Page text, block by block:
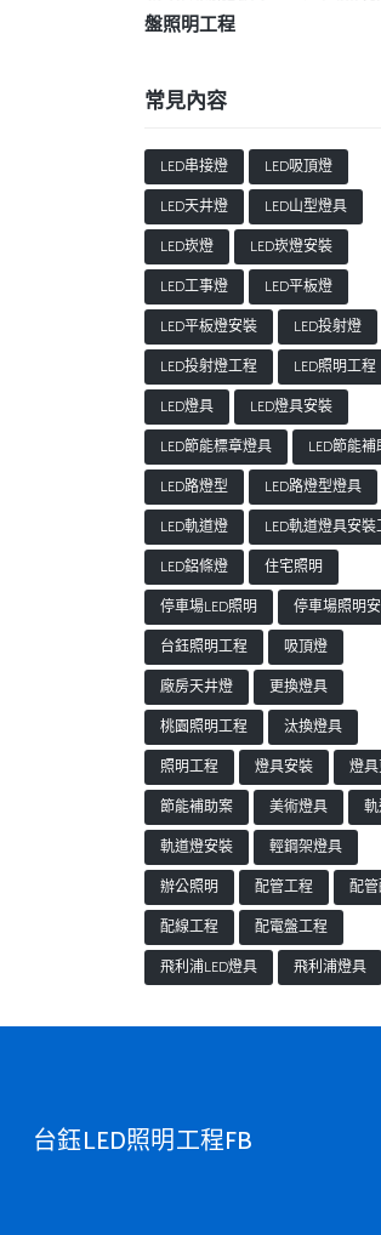
盤照明工程
常見內容
LED串接燈
LED吸頂燈
LED天井燈
LED山型燈具
LED崁燈
LED崁燈安裝
LED工事燈
LED平板燈
LED平板燈安裝
LED投射燈
LED投射燈工程
LED照明工程
LED燈具
LED燈具安裝
LED節能標章燈具
LED節能補
LED路燈型
LED路燈型燈具
LED軌道燈
LED軌道燈具安
LED鋁條燈
住宅照明
停車場LED照明
停車場照明
台鈺照明工程
吸頂燈
廠房天井燈
更換燈具
桃園照明工程
汰換燈具
照明工程
燈具安裝
燈
節能補助案
美術燈具
軌道燈安裝
輕鋼架燈具
辦公照明
配管工程
配
配線工程
配電盤工程
飛利浦LED燈具
飛利浦燈具
台鈺LED照明工程FB